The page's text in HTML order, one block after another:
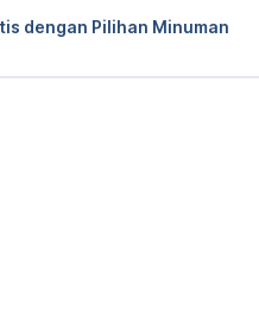
Retrieved 14 July
dengan Pilihan Minuman